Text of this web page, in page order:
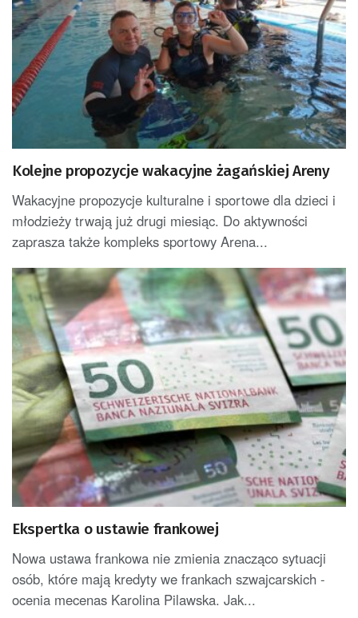
Kolejne propozycje wakacyjne żagańskiej Areny
Wakacyjne propozycje kulturalne i sportowe dla dzieci i
młodzieży trwają już drugi miesiąc. Do aktywności
zaprasza także kompleks sportowy Arena...
Ekspertka o ustawie frankowej
Nowa ustawa frankowa nie zmienia znacząco sytuacji
osób, które mają kredyty we frankach szwajcarskich -
ocenia mecenas Karolina Pilawska. Jak...